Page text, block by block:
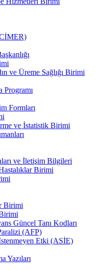
ve Üreme Sağlığı Birimi
Programı
Formları
ve İstatistik Birimi
ve İletişim Bilgileri
Birimi
Birimi
Güncel Tanı Kodları
(AFP)
İstenmeyen Etki (ASİE)
Yazıları